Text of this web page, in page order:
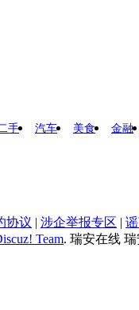
手 汽车 美食 金融
协议 | 涉企举报专区 |
Team. 瑞安在线